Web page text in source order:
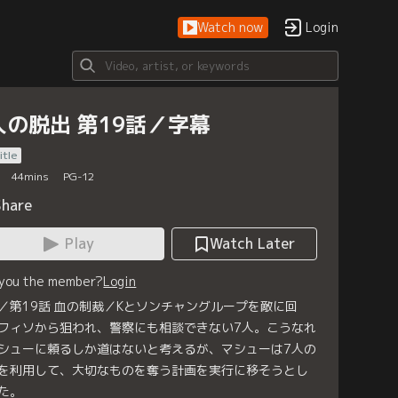
Watch now Login
の脱出 第19話／字幕
44mins PG-12
Play
Watch Later
the member?Login
第19話 血の制裁／Kとソンチャングループを敵に回
ィソから狙われ、警察にも相談できない7人。こうなれ
ューに頼るしか道はないと考えるが、マシューは7人の
利用して、大切なものを奪う計画を実行に移そうとし
。